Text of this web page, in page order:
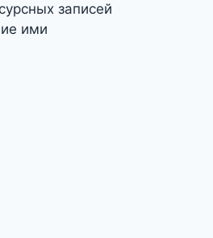
записей
ими